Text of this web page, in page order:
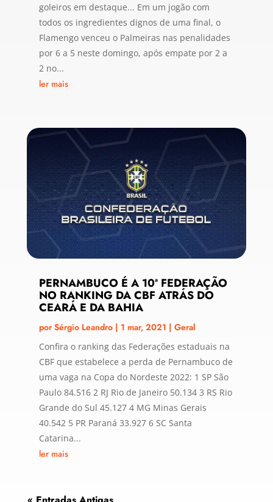
goleiros em destaque... Em um jogão com
todos os ingredientes dignos de uma final, o
Flamengo venceu o Palmeiras nas penalidades
por 6 a 5 neste domingo, após empate por 2 a
2 no...
ler mais
PERNAMBUCO É A 10ª FEDERAÇÃO
NO RANKING DA CBF ATRÁS DO
CEARÁ E DA BAHIA
porSérgio Leandro| 1 mar, 2021 | Geral
Confira o ranking das Federações estaduais na
CBF que estabelece a perda de Pernambuco de
uma vaga na Copa do Nordeste 2022: 1 SP São
Paulo 84.516 2 RJ Rio de Janeiro 50.134 3 RS Rio
Grande do Sul 45.127 4 MG Minas Gerais
40.542 5 PR Paraná 33.927 6 SC Santa
Catarina...
ler mais